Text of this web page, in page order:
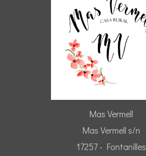
Mas Vermell
Mas Vermell s/n
17257 - Fontanilles